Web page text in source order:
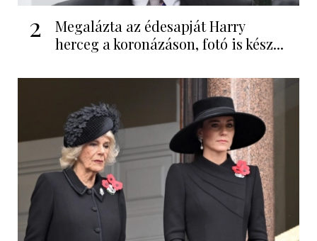
2
Megalázta az édesapját Harry
herceg a koronázáson, fotó is kész...